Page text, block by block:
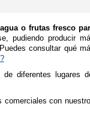
o frutas fresco
pudiendo producir
consultar qué
diferentes lugares
comerciales con